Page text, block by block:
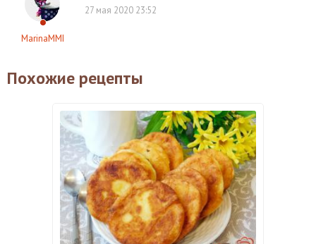
MarinaMMI
27 мая 2020 23:52
Похожие рецепты